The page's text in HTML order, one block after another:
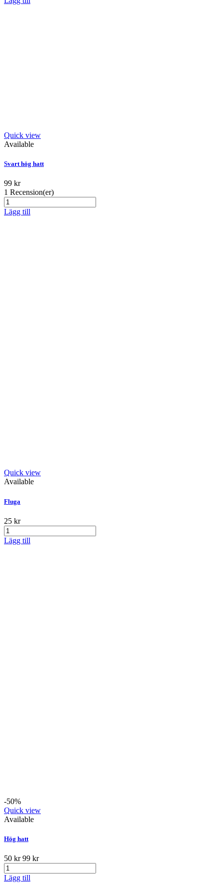
Quick view
Available
Svart hög hatt
99 kr
1 Recension(er)
Lägg till
Quick view
Available
Fluga
25 kr
Lägg till
-50%
Quick view
Available
Hög hatt
50 kr99 kr
Lägg till